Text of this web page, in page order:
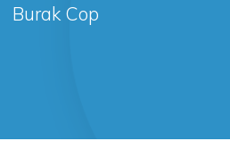
Burak Cop